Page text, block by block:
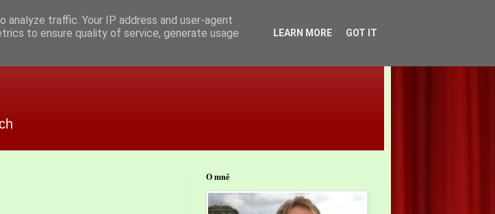
O mně
traffic. Your IP address and user-agent
to ensure quality of service, generate usage
LEARN MORE GOT IT